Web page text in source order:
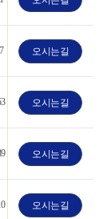
오시는길
오시는길
오시는길
오시는길